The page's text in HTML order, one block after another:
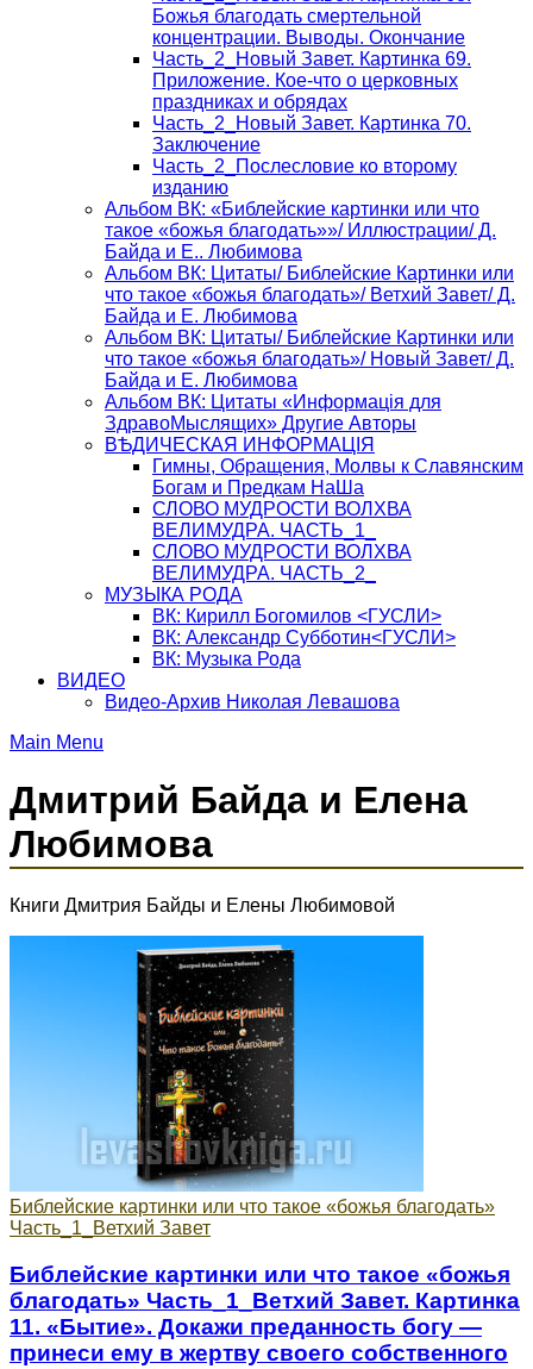
Божья благодать смертельной
концентрации. Выводы. Окончание
Часть_2_Новый Завет. Картинка 69.
Приложение. Кое-что о церковных
праздниках и обрядах
Часть_2_Новый Завет. Картинка 70.
Заключение
Часть_2_Послесловие ко второму
изданию
Альбом ВК: «Библейские картинки или что
такое «божья благодать»»/ Иллюстрации/ Д.
Байда и Е.. Любимова
Альбом ВК: Цитаты/ Библейские Картинки или
что такое «божья благодать»/ Ветхий Завет/ Д.
Байда и Е. Любимова
Альбом ВК: Цитаты/ Библейские Картинки или
что такое «божья благодать»/ Новый Завет/ Д.
Байда и Е. Любимова
Альбом ВК: Цитаты «Информацiя для
ЗдравоМыслящих» Другие Авторы
ВѢДИЧЕСКАЯ ИНФОРМАЦIЯ
Гимны, Обращения, Молвы к Славянским
Богам и Предкам НаШа
СЛОВО МУДРОСТИ ВОЛХВА
ВЕЛИМУДРА. ЧАСТЬ_1_
СЛОВО МУДРОСТИ ВОЛХВА
ВЕЛИМУДРА. ЧАСТЬ_2_
МУЗЫКА РОДА
ВК: Кирилл Богомилов <ГУСЛИ>
ВК: Александр Субботин<ГУСЛИ>
ВК: Музыка Рода
ВИДЕО
Видео-Архив Николая Левашова
Main Menu
Дмитрий Байда и Елена
Любимова
Книги Дмитрия Байды и Елены Любимовой
Библейские картинки или что такое «божья благодать»
Часть_1_Ветхий Завет
Библейские картинки или что такое «божья
благодать» Часть_1_Ветхий Завет. Картинка
11. «Бытие». Докажи преданность богу —
принеси ему в жертву своего собственного